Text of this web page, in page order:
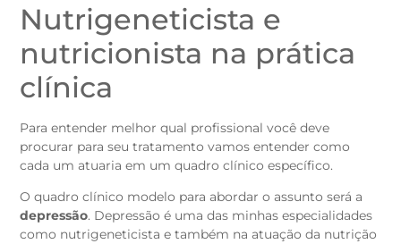
Nutrigeneticista e
nutricionista na prática
clínica
Para entender melhor qual profissional você deve
procurar para seu tratamento vamos entender como
cada um atuaria em um quadro clínico específico.
O quadro clínico modelo para abordar o assunto será a
depressão. Depressão é uma das minhas especialidades
como nutrigeneticista e também na atuação da nutrição